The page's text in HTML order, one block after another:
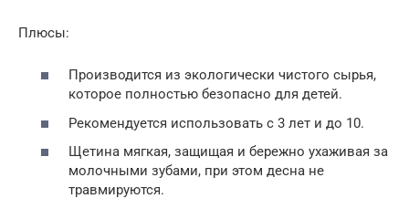
Плюсы:
Производится из экологически чистого сырья,
которое полностью безопасно для детей.
Рекомендуется использовать с 3 лет и до 10.
Щетина мягкая, защищая и бережно ухаживая за
молочными зубами, при этом десна не
травмируются.